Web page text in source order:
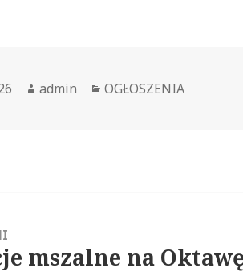
Autor
admin Kategorie
OGŁOSZENIA
mszalne na